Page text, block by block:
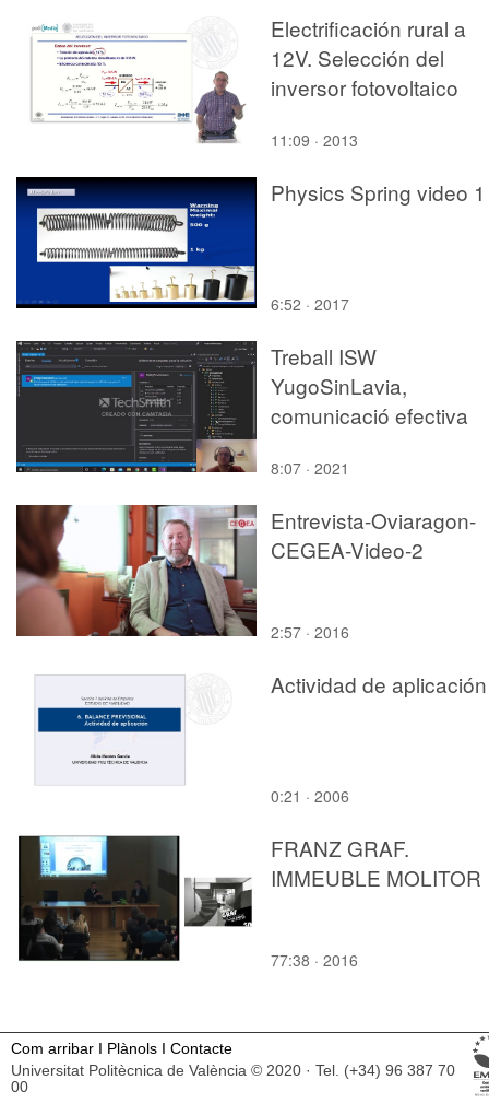
Electrificación rural a
12V. Selección del
inversor fotovoltaico
11:09 · 2013
Physics Spring video 1
6:52 · 2017
Treball ISW
YugoSinLavia,
comunicació efectiva
8:07 · 2021
Entrevista-Oviaragon-
CEGEA-Video-2
2:57 · 2016
Actividad de aplicación
0:21 · 2006
FRANZ GRAF.
IMMEUBLE MOLITOR
77:38 · 2016
Com arribar I Plànols I Contacte
Universitat Politècnica de València © 2020 · Tel. (+34) 96 387 70
00